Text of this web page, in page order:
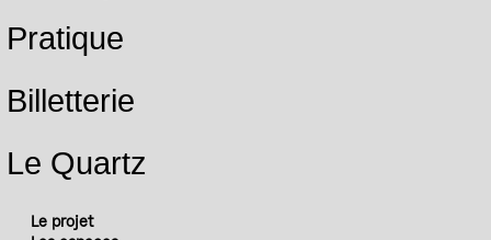
Pratique
Billetterie
Le Quartz
Le projet